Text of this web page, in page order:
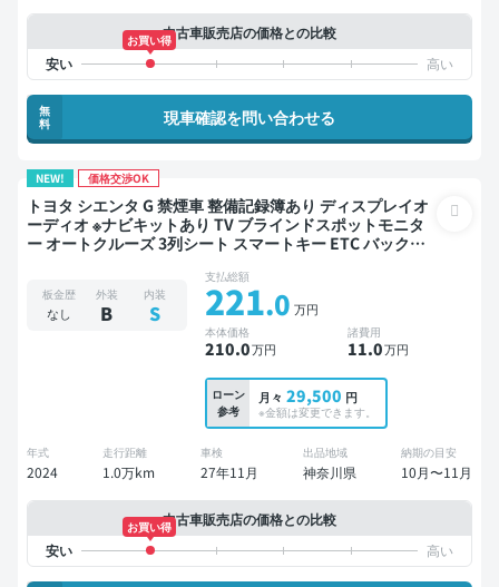
中古車販売店の価格との比較
お買い得
無
料
現車確認を問い合わせる
NEW! 価格交渉OK
トヨタ シエンタ G 禁煙車 整備記録簿あり ディスプレイオ
ーディオ ※ナビキットあり TV ブラインドスポットモニタ
ー オートクルーズ 3列シート スマートキー ETC バックモ
板金歴
なし
外装
B
内装
S
支払総額
221.0 万円
本体価格
210.0万円
諸費用
11.0万円
ローン
参考
月々 29,500 円
※金額は変更できます。
年式
2024
走行距離
1.0万km
車検
27年11月
出品地域
神奈川県
納期の目安
10月〜11月
中古車販売店の価格との比較
お買い得